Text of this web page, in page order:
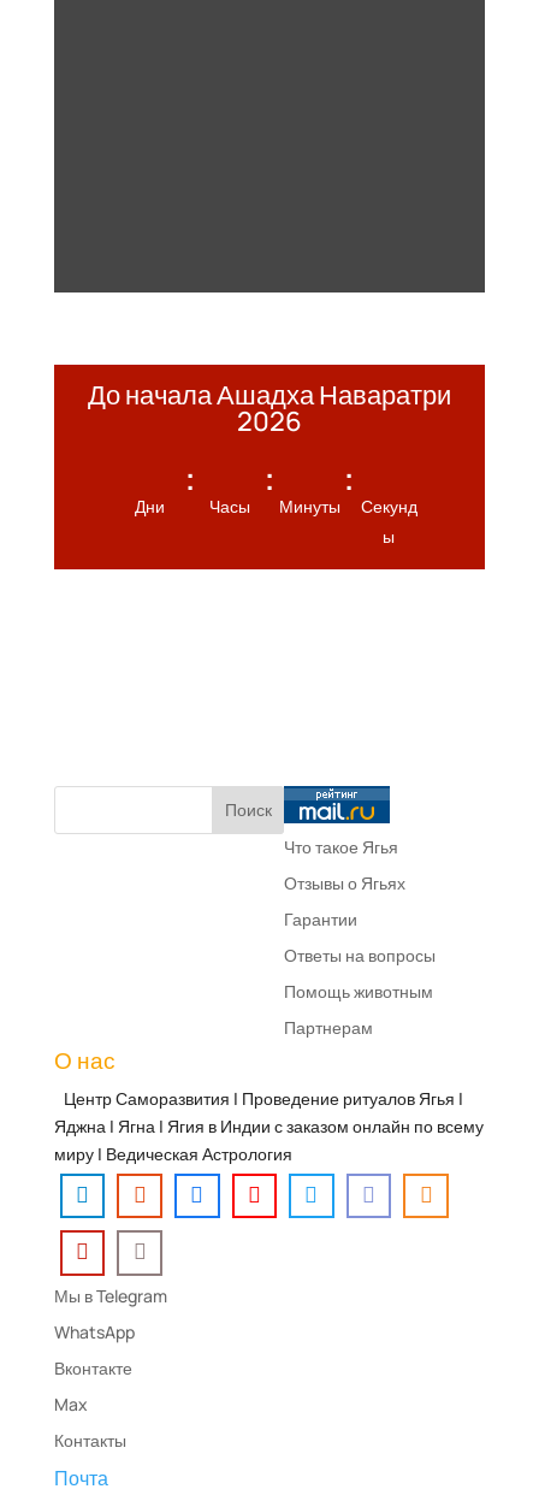
До начала Ашадха Наваратри
2026
Дни
:
Часы
:
Минуты
:
Секунд
ы
Что такое Ягья
Отзывы о Ягьях
Гарантии
Ответы на вопросы
Помощь животным
Партнерам
О нас
Центр Саморазвития | Проведение ритуалов Ягья |
Яджна | Ягна | Ягия в Индии с заказом онлайн по всему
миру | Ведическая Астрология
Мы в Telegram
WhatsApp
Вконтакте
Max
Контакты
Почта